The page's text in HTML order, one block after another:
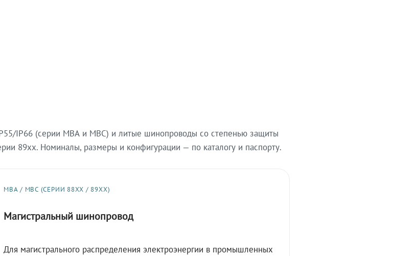
IP66 (серии МВА и МВС) и литые шинопроводы со степенью защиты
89xx. Номиналы, размеры и конфигурации — по каталогу и паспорту.
МВА / МВС (СЕРИИ 88XX / 89XX)
Магистральный шинопровод
Для магистрального распределения электроэнергии в промышленных